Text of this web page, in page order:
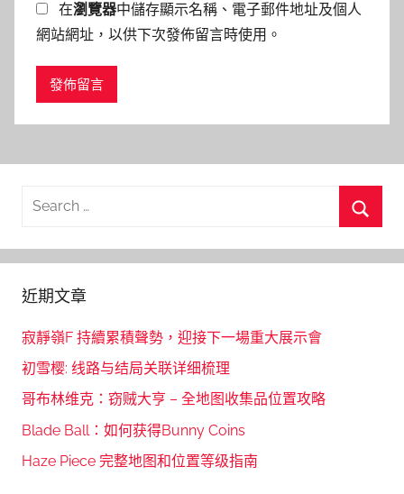
在瀏覽器中儲存顯示名稱、電子郵件地址及個人
網站網址，以供下次發佈留言時使用。
Search
近期文章
寂靜嶺F 持續累積聲勢，迎接下一場重大展示會
初雪樱: 线路与结局关联详细梳理
哥布林维克：窃贼大亨 – 全地图收集品位置攻略
Blade Ball：如何获得Bunny Coins
Haze Piece 完整地图和位置等级指南